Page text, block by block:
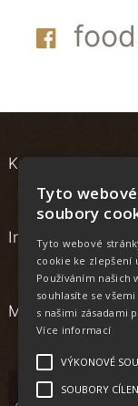
Kontakt
Informace
Můj účet
Tyto
soubory
Tyto webové
cookie ke zlepšení
Používáním našich
souhlasíte se
s našimi zásadami
Více informací
VÝKONOVÉ
SOUBORY